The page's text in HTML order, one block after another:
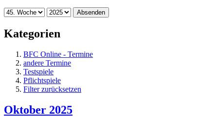
Absenden
Kategorien
BFC Online - Termine
andere Termine
Testspiele
Pflichtspiele
Filter zurücksetzen
Oktober 2025